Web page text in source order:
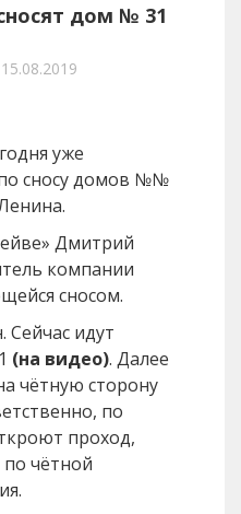
дом № 31
15.08.2019
уже
сносу домов №№
Дмитрий
компании
сносом.
Сейчас идут
(на видео). Далее
чётную сторону
по
проход,
чётной